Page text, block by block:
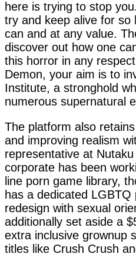
here is trying to stop
try and keep alive for so
can and at any value.
discover out how one
this horror in any
Demon, your aim is to
Institute, a stronghold
numerous supernatural
The platform also
and improving realism
representative at
corporate has been
line porn game library,
has a dedicated
redesign with sexual
additionally set aside a
extra inclusive grownup
titles like Crush Crush